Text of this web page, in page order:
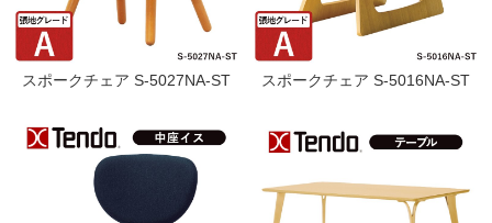
スポークチェア S-5027NA-ST スポークチェア S-5016NA-ST